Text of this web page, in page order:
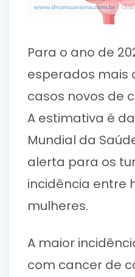
Para o ano de
esperados mais
casos novos de
A estimativa é
Mundial da
alerta para os
incidência entre
mulheres.
A maior
com cancer de